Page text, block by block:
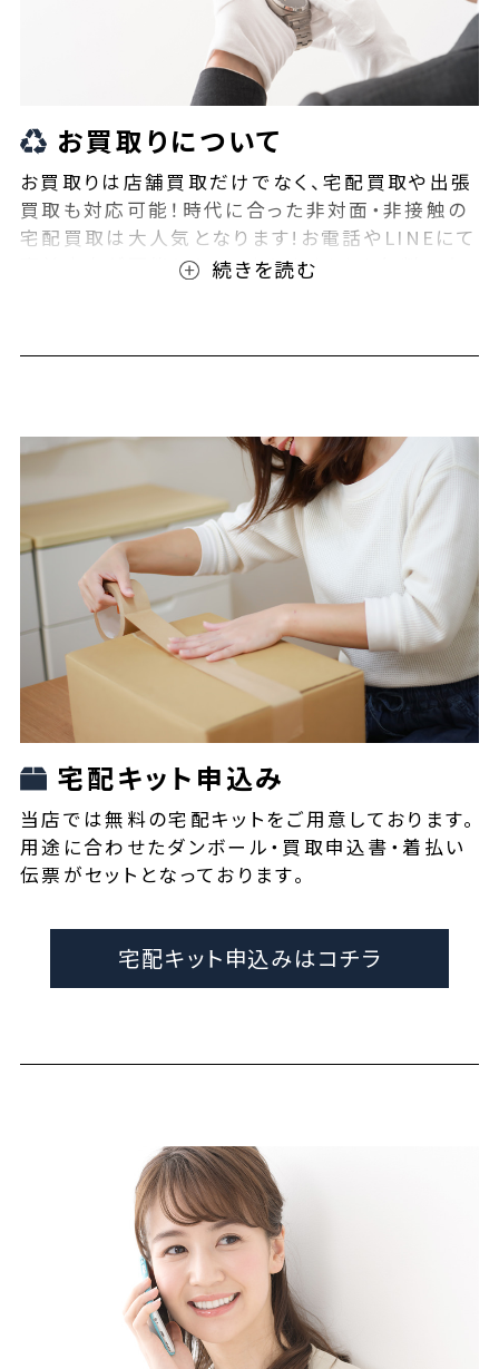
お買取りについて
お買取りは店舗買取だけでなく、宅配買取や出張
買取も対応可能！時代に合った非対面・非接触の
宅配買取は大人気となります!お電話やLINEにて
事前査定が可能となっております！また無料の宅
宅配キット申込み
当店では無料の宅配キットをご用意しております。
用途に合わせたダンボール・買取申込書・着払い
伝票がセットとなっております。
宅配キット申込みはコチラ